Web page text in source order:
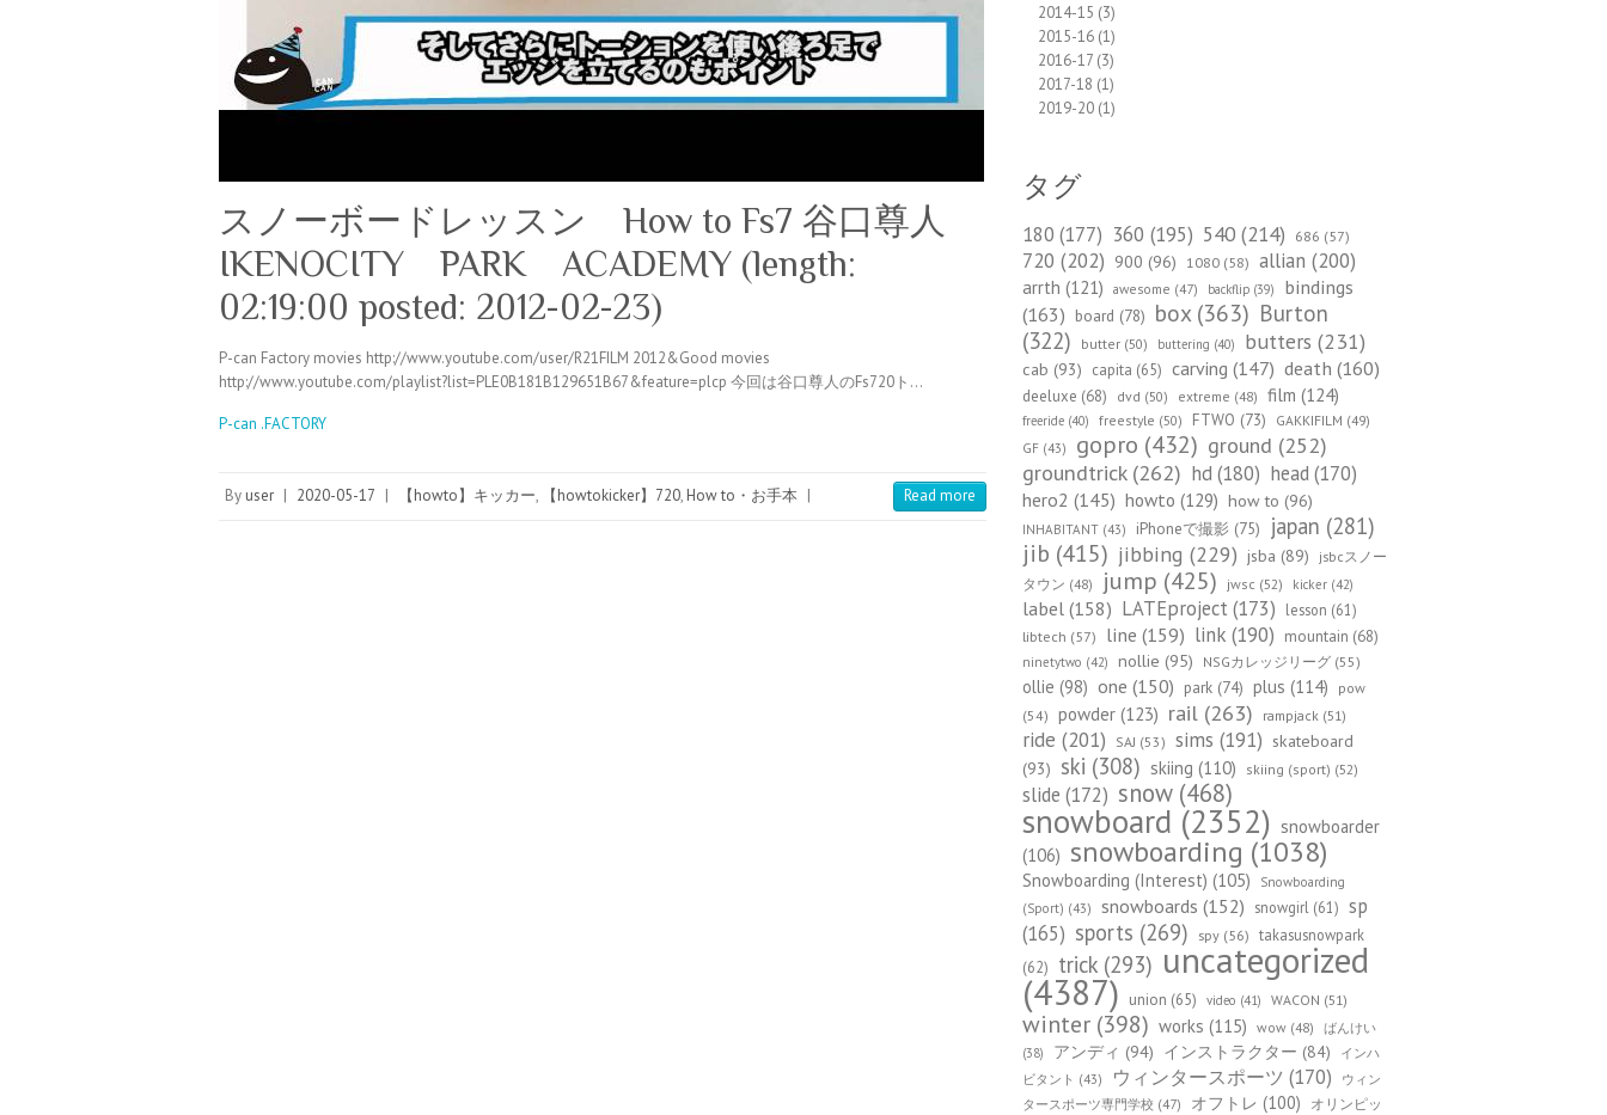
スノーボードレッスン How to Fs7 谷口尊人
IKENOCITY PARK ACADEMY (length:
02:19:00 posted: 2012-02-23)
P-can Factory movies http://www.youtube.com/user/R21FILM 2012&Good movies
http://www.youtube.com/playlist?list=PLE0B181B129651B67&feature=plcp 今回は谷口尊人のFs720ト…
P-can .FACTORY
By user | 2020-05-17 | 【howto】キッカー, 【howtokicker】720, How to・お手本 | Read more
2014-15 (3)
2015-16 (1)
2016-17 (3)
2017-18 (1)
2019-20 (1)
タグ
180 (177) 360 (195) 540 (214) 686 (57)
720 (202) 900 (96) 1080 (58) allian (200)
arrth (121) awesome (47) backflip (39)
bindings
(163) board (78) box(363) Burton
(322)
butter (50) buttering (40) butters (231)
cab (93) capita (65) carving (147) death (160)
deeluxe (68) dvd (50) extreme (48) film (124)
freeride (40) freestyle (50) FTWO (73) GAKKIFILM (49)
GF (43) gopro (432) ground (252)
groundtrick(262) hd(180) head(170)
hero2 (145) howto (129) how to (96)
INHABITANT (43) iPhoneで撮影 (75) japan (281)
jib (415) jibbing (229) jsba (89)
jsbcスノー
タウン (48) jump (425) jwsc (52) kicker (42)
label (158) LATEproject(173) lesson (61)
libtech (57) line (159) link (190) mountain (68)
ninetytwo (42) nollie (95) NSGカレッジリーグ (55)
ollie (98) one (150) park (74) plus (114)
pow
(54)
powder (123) rail (263) rampjack (51)
ride (201) SAJ (53) sims (191) skateboard
(93) ski (308) skiing (110) skiing (sport) (52)
slide (172) snow (468)
snowboard (2352) snowboarder
(106) snowboarding (1038)
Snowboarding (Interest) (105)
Snowboarding
(Sport) (43) snowboards (152) snowgirl (61) sp
(165) sports (269) spy (56)
takasusnowpark
(62)
trick (293) uncategorized
(4387) union (65) video (41) WACON (51)
winter (398) works (115) wow (48)
ばんけい
(38)
アンディ (94) インストラクター (84)
インハ
ビタント (43) ウィンタースポーツ (170)
ウィン
タースポーツ専門学校 (47) オフトレ (100)
オリンピッ